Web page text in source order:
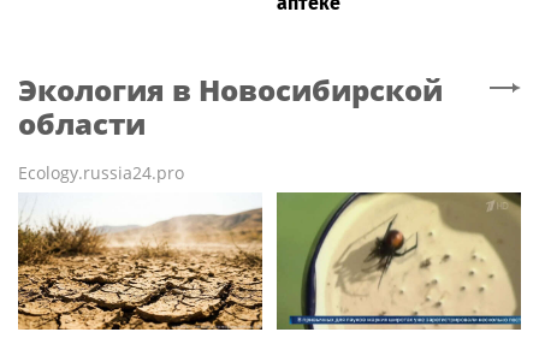
Экология в Новосибирской
области
Ecology.russia24.pro